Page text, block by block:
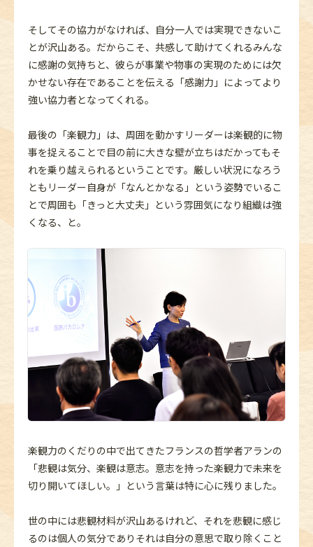
そしてその協力がなければ、自分一人では実現できないこ
とが沢山ある。だからこそ、共感して助けてくれるみんな
に感謝の気持ちと、彼らが事業や物事の実現のためには欠
かせない存在であることを伝える「感謝力」によってより
強い協力者となってくれる。
最後の「楽観力」は、周囲を動かすリーダーは楽観的に物
事を捉えることで目の前に大きな壁が立ちはだかってもそ
れを乗り越えられるということです。厳しい状況になろう
ともリーダー自身が「なんとかなる」という姿勢でいるこ
とで周囲も「きっと大丈夫」という雰囲気になり組織は強
くなる、と。
楽観力のくだりの中で出てきたフランスの哲学者アランの
「悲観は気分、楽観は意志。意志を持った楽観力で未来を
切り開いてほしい。」という言葉は特に心に残りました。
世の中には悲観材料が沢山あるけれど、それを悲観に感じ
るのは個人の気分でありそれは自分の意思で取り除くこと